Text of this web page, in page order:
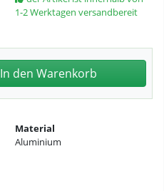
1-2 Werktagen versandbereit
In den Warenkorb
Material
Aluminium